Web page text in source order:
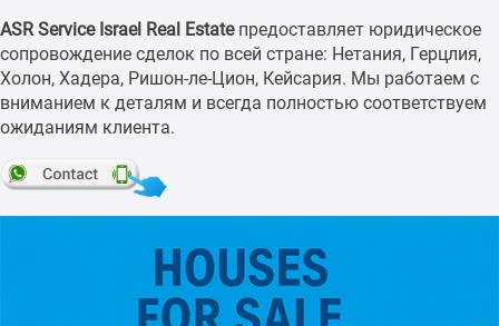
ASR Service Israel Real Estateпредоставляет юридическое
сопровождение сделок по всей стране: Нетания, Герцлия,
Холон, Хадера, Ришон-ле-Цион, Кейсария. Мы работаем с
вниманием к деталям и всегда полностью соответствуем
ожиданиям клиента.